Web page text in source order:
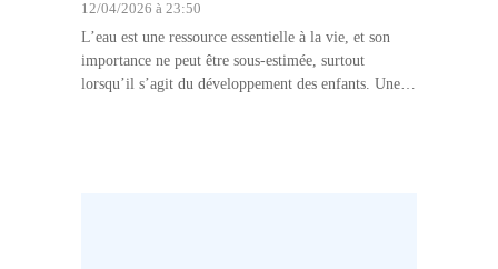
12/04/2026 à 23:50
L’eau est une ressource essentielle à la vie, et son
importance ne peut être sous-estimée, surtout
lorsqu’il s’agit du développement des enfants. Une